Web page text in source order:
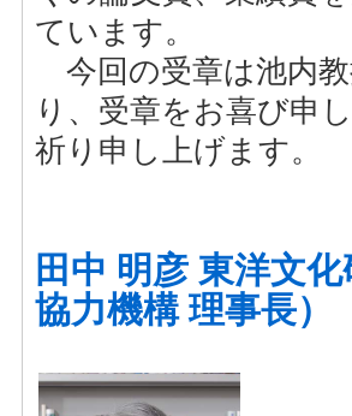
ています。
今回の受章は池内
り、受章をお喜び申
祈り申し上げます。
田中 明彦 東洋文
協力機構 理事長）